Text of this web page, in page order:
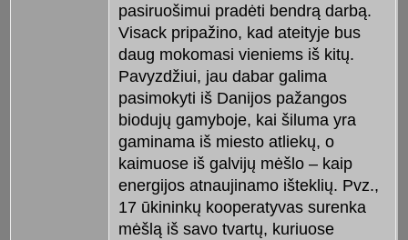
pasiruošimui pradėti bendrą darbą.
Visack pripažino, kad ateityje bus
daug mokomasi vieniems iš kitų.
Pavyzdžiui, jau dabar galima
pasimokyti iš Danijos pažangos
biodujų gamyboje, kai šiluma yra
gaminama iš miesto atliekų, o
kaimuose iš galvijų mėšlo – kaip
energijos atnaujinamo išteklių. Pvz.,
17 ūkininkų kooperatyvas surenka
mėšlą iš savo tvartų, kuriuose